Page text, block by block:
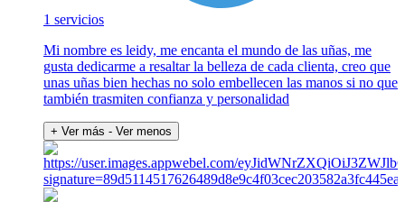
1 servicios
Mi nombre es leidy, me encanta el mundo de las uñas, me
gusta dedicarme a resaltar la belleza de cada clienta, creo que
unas uñas bien hechas no solo embellecen las manos si no que
también trasmiten confianza y personalidad
+ Ver más - Ver menos